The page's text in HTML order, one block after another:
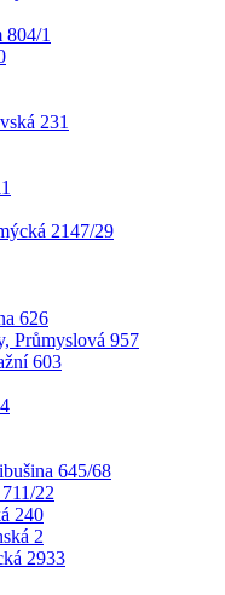
1
231
2147/29
626
Průmyslová 957
603
645/68
22
240
2
2933